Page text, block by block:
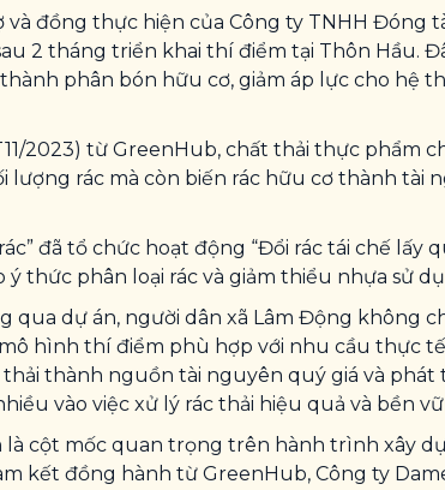
đồng thực hiện của Công ty TNHH Đóng
2 tháng triển khai thí điểm tại Thôn Hầu.
phân bón hữu cơ, giảm áp lực cho hệ
2023) từ GreenHub, chất thải thực phẩm
rác mà còn biến rác hữu cơ thành tài
đã tổ chức hoạt động “Đổi rác tái chế lấy
thức phân loại rác và giảm thiểu nhựa sử
qua dự án, người dân xã Lâm Động không
hình thí điểm phù hợp với nhu cầu thực
thành nguồn tài nguyên quý giá và phát
vào việc xử lý rác thải hiệu quả và bền
cột mốc quan trọng trên hành trình xây
kết đồng hành từ GreenHub, Công ty